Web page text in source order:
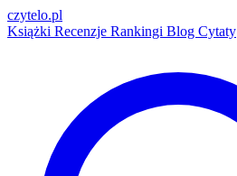
czytelo.pl
Książki Recenzje Rankingi Blog Cytaty